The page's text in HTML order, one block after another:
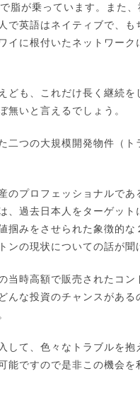
脂が乗っています。また、
で英語はネイティブで、も
イに根付いたネットワーク
ども、これだけ長く継続を
無いと言えるでしょう。
二つの大規模開発物件（ト
のプロフェッショナルであ
、過去日本人をターゲット
掴みをさせられた象徴的な
ンの現状についての話が聞
当時高額で販売されたコン
んな投資のチャンスがある
して、色々なトラブルを抱
能ですので是非この機会を